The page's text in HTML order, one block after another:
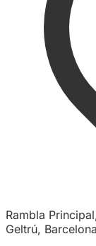
Rambla
Geltrú,